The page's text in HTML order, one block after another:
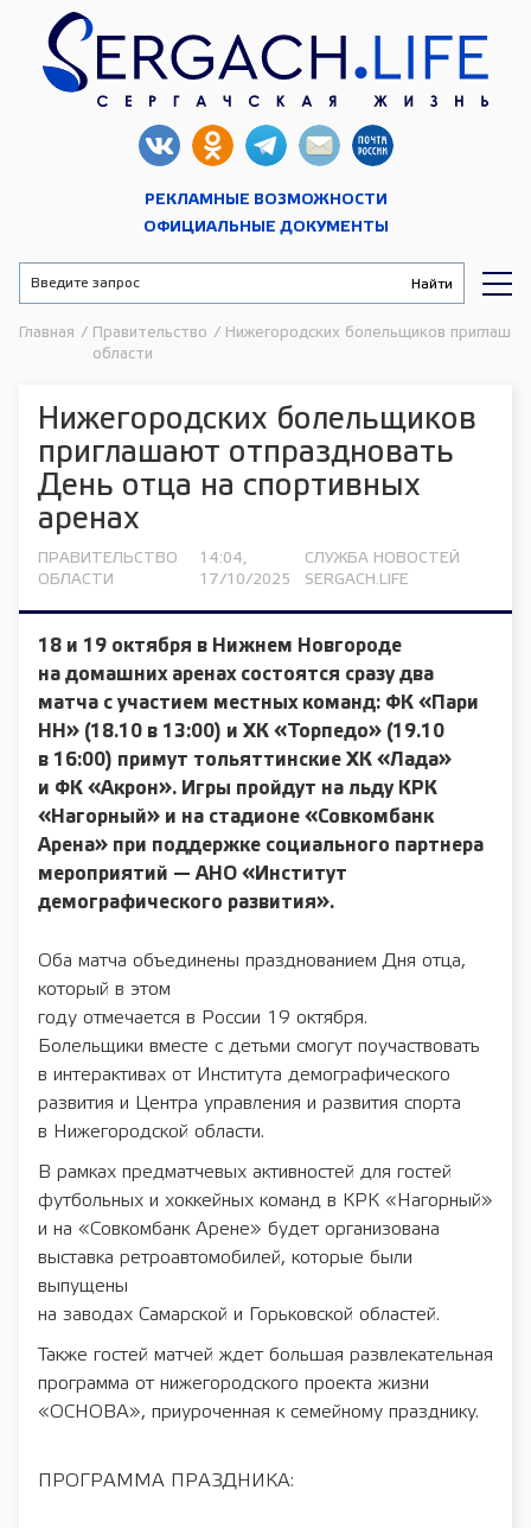
РЕКЛАМНЫЕ ВОЗМОЖНОСТИ
ОФИЦИАЛЬНЫЕ ДОКУМЕНТЫ
Главная /
Правительство
области
/ Нижегородских болельщиков
Нижегородских болельщиков
приглашают отпраздновать
День отца на спортивных
аренах
ПРАВИТЕЛЬСТВО
ОБЛАСТИ
14:04,
17/10/2025
СЛУЖБА НОВОСТЕЙ
SERGACH.LIFE
18 и 19 октября в Нижнем Новгороде
на домашних аренах состоятся сразу два
матча с участием местных команд: ФК «Пари
НН» (18.10 в 13:00) и ХК «Торпедо» (19.10
в 16:00) примут тольяттинские ХК «Лада»
и ФК «Акрон». Игры пройдут на льду КРК
«Нагорный» и на стадионе «Совкомбанк
Арена» при поддержке социального партнера
мероприятий — АНО «Институт
демографического развития».
Оба матча объединены празднованием Дня отца,
который в этом
году отмечается в России 19 октября.
Болельщики вместе с детьми смогут поучаствовать
в интерактивах от Института демографического
развития и Центра управления и развития спорта
в Нижегородской области.
В рамках предматчевых активностей для гостей
футбольных и хоккейных команд в КРК «Нагорный»
и на «Совкомбанк Арене» будет организована
выставка ретроавтомобилей, которые были
выпущены
на заводах Самарской и Горьковской областей.
Также гостей матчей ждет большая развлекательная
программа от нижегородского проекта жизни
«ОСНОВА», приуроченная к семейному празднику.
ПРОГРАММА ПРАЗДНИКА: